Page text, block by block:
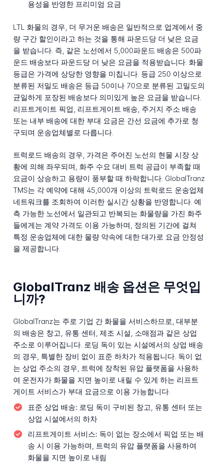
용성을 반영한 프리미엄 요금
LTL 화물의 경우, 더 무거운 배송은 일반적으로 업계에서 중
량 구간 할인이라고 하는 것을 통해 파운드당 더 낮은 요금
을 받습니다. 즉, 같은 노선에서 5,000파운드 배송은 500파
운드 배송보다 파운드당 더 낮은 요금을 적용받습니다. 화물
등급은 가격에 상당한 영향을 미칩니다. 등급 250 이상으로
분류된 저밀도 배송은 등급 50이나 70으로 분류된 고밀도의
균일하게 포장된 배송보다 의미있게 높은 요금을 받습니다.
리프트게이트 픽업, 리프트게이트 배송, 주거지 주소 배송
또는 내부 배송에 대한 부대 요금은 간선 요금에 추가로 청
구되며 운송업체별로 다릅니다.
트럭로드 배송의 경우, 가격은 주어진 노선의 현물 시장 상
황에 의해 좌우되며, 화주 수요 대비 트럭 공급이 부족할 때
요금이 상승하고 용량이 풍부할 때 하락합니다. GlobalTranz
TMS는 각 예약에 대해 45,000개 이상의 트럭로드 운송업체
네트워크를 조회하여 이러한 실시간 상황을 반영합니다. 예
측 가능한 노선에서 일관되고 반복되는 화물량을 가진 화주
들에게는 계약 가격도 이용 가능하며, 정의된 기간에 걸쳐
특정 운송업체에 대한 물량 약속에 대한 대가로 요금 안정성
을 제공합니다.
GlobalTranz 배송 옵션은 무엇입
니까?
GlobalTranz는 주로 기업 간 화물을 서비스하므로, 대부분
의 배송은 창고, 유통 센터, 제조 시설, 소매점과 같은 상업
주소로 이루어집니다. 로딩 독이 있는 시설에서의 상업 배송
의 경우, 특별한 장비 없이 표준 하차가 적용됩니다. 독이 없
는 상업 주소의 경우, 트럭에 장착된 유압 플랫폼을 사용하
여 운전자가 화물을 지면 높이로 내릴 수 있게 하는 리프트
게이트 서비스가 부대 요금으로 이용 가능합니다.
표준 상업 배송: 로딩 독이 구비된 창고, 유통 센터 또는
상업 시설에서의 하차
리프트게이트 서비스: 독이 없는 장소에서 픽업 또는 배
송 시 이용 가능하며, 트럭의 유압 플랫폼을 사용하여
화물을 지면 높이로 내림